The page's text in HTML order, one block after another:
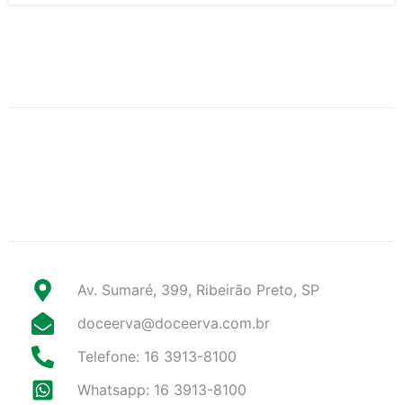
Av. Sumaré, 399, Ribeirão Preto, SP
doceerva@doceerva.com.br
Telefone: 16 3913-8100
Whatsapp: 16 3913-8100